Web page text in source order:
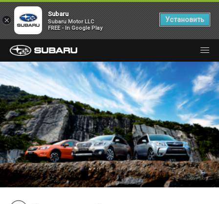
×
Subaru
Subaru Motor LLC
FREE - In Google Play
Установить